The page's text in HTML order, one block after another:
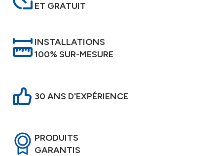
ET GRATUIT
INSTALLATIONS
100% SUR-MESURE
30 ANS D'EXPÉRIENCE
PRODUITS
GARANTIS